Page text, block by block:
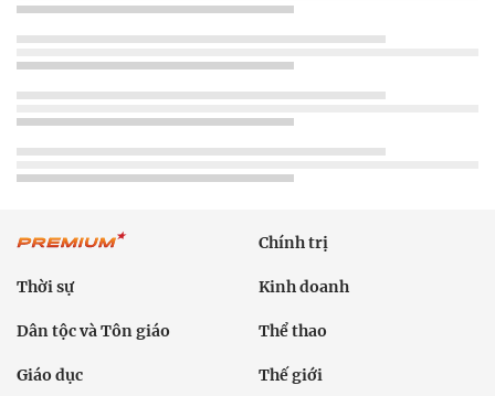
Chính trị
Thời sự Kinh doanh
Dân tộc và Tôn giáo Thể thao
Giáo dục Thế giới